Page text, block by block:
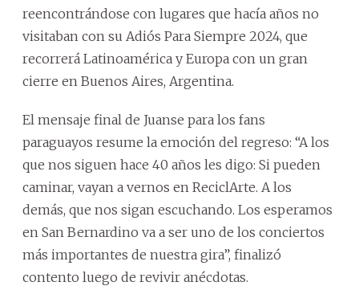
reencontrándose con lugares que hacía años no
visitaban con su Adiós Para Siempre 2024, que
recorrerá Latinoamérica y Europa con un gran
cierre en Buenos Aires, Argentina.
El mensaje final de Juanse para los fans
paraguayos resume la emoción del regreso: “A los
que nos siguen hace 40 años les digo: Si pueden
caminar, vayan a vernos en ReciclArte. A los
demás, que nos sigan escuchando. Los esperamos
en San Bernardino va a ser uno de los conciertos
más importantes de nuestra gira”, finalizó
contento luego de revivir anécdotas.